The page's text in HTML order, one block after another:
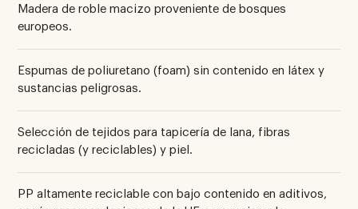
Madera de roble macizo proveniente de bosques
europeos.
Espumas de poliuretano (foam) sin contenido en látex y
sustancias peligrosas.
Selección de tejidos para tapicería de lana, fibras
recicladas (y reciclables) y piel.
PP altamente reciclable con bajo contenido en aditivos,